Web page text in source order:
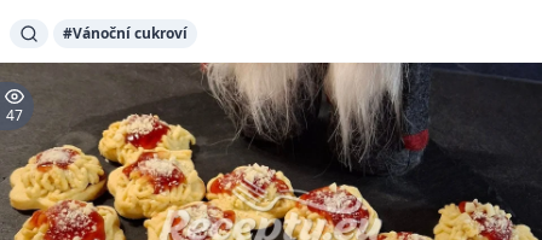
#Vánoční cukroví
47